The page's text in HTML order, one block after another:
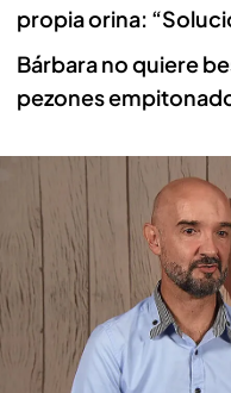
propia orina:
Bárbara no quiere
pezones